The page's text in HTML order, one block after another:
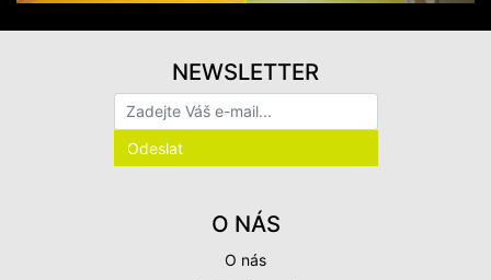
O NÁS
O nás
NEWSLETTER